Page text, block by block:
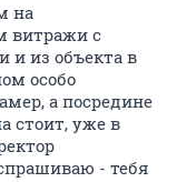
на
витражи с
и из объекта в
особо
а посредине
стоит, уже в
- тебя